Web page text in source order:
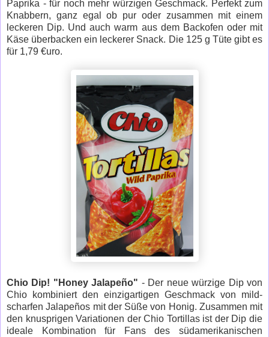
Paprika - für noch mehr würzigen Geschmack. Perfekt zum
Knabbern, ganz egal ob pur oder zusammen mit einem
leckeren Dip. Und auch warm aus dem Backofen oder mit
Käse überbacken ein leckerer Snack. Die 125 g Tüte gibt es
für 1,79 €uro.
Chio Dip! "Honey Jalapeño" - Der neue würzige Dip von
Chio kombiniert den einzigartigen Geschmack von mild-
scharfen Jalapeños mit der Süße von Honig. Zusammen mit
den knusprigen Variationen der Chio Tortillas ist der Dip die
ideale Kombination für Fans des südamerikanischen